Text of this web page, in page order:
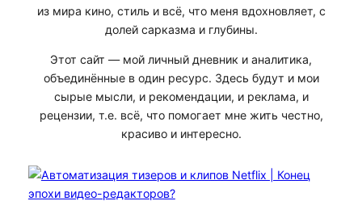
из мира кино, стиль и всё, что меня вдохновляет, с
долей сарказма и глубины.
Этот сайт — мой личный дневник и аналитика,
объединённые в один ресурс. Здесь будут и мои
сырые мысли, и рекомендации, и реклама, и
рецензии, т.е. всё, что помогает мне жить честно,
красиво и интересно.